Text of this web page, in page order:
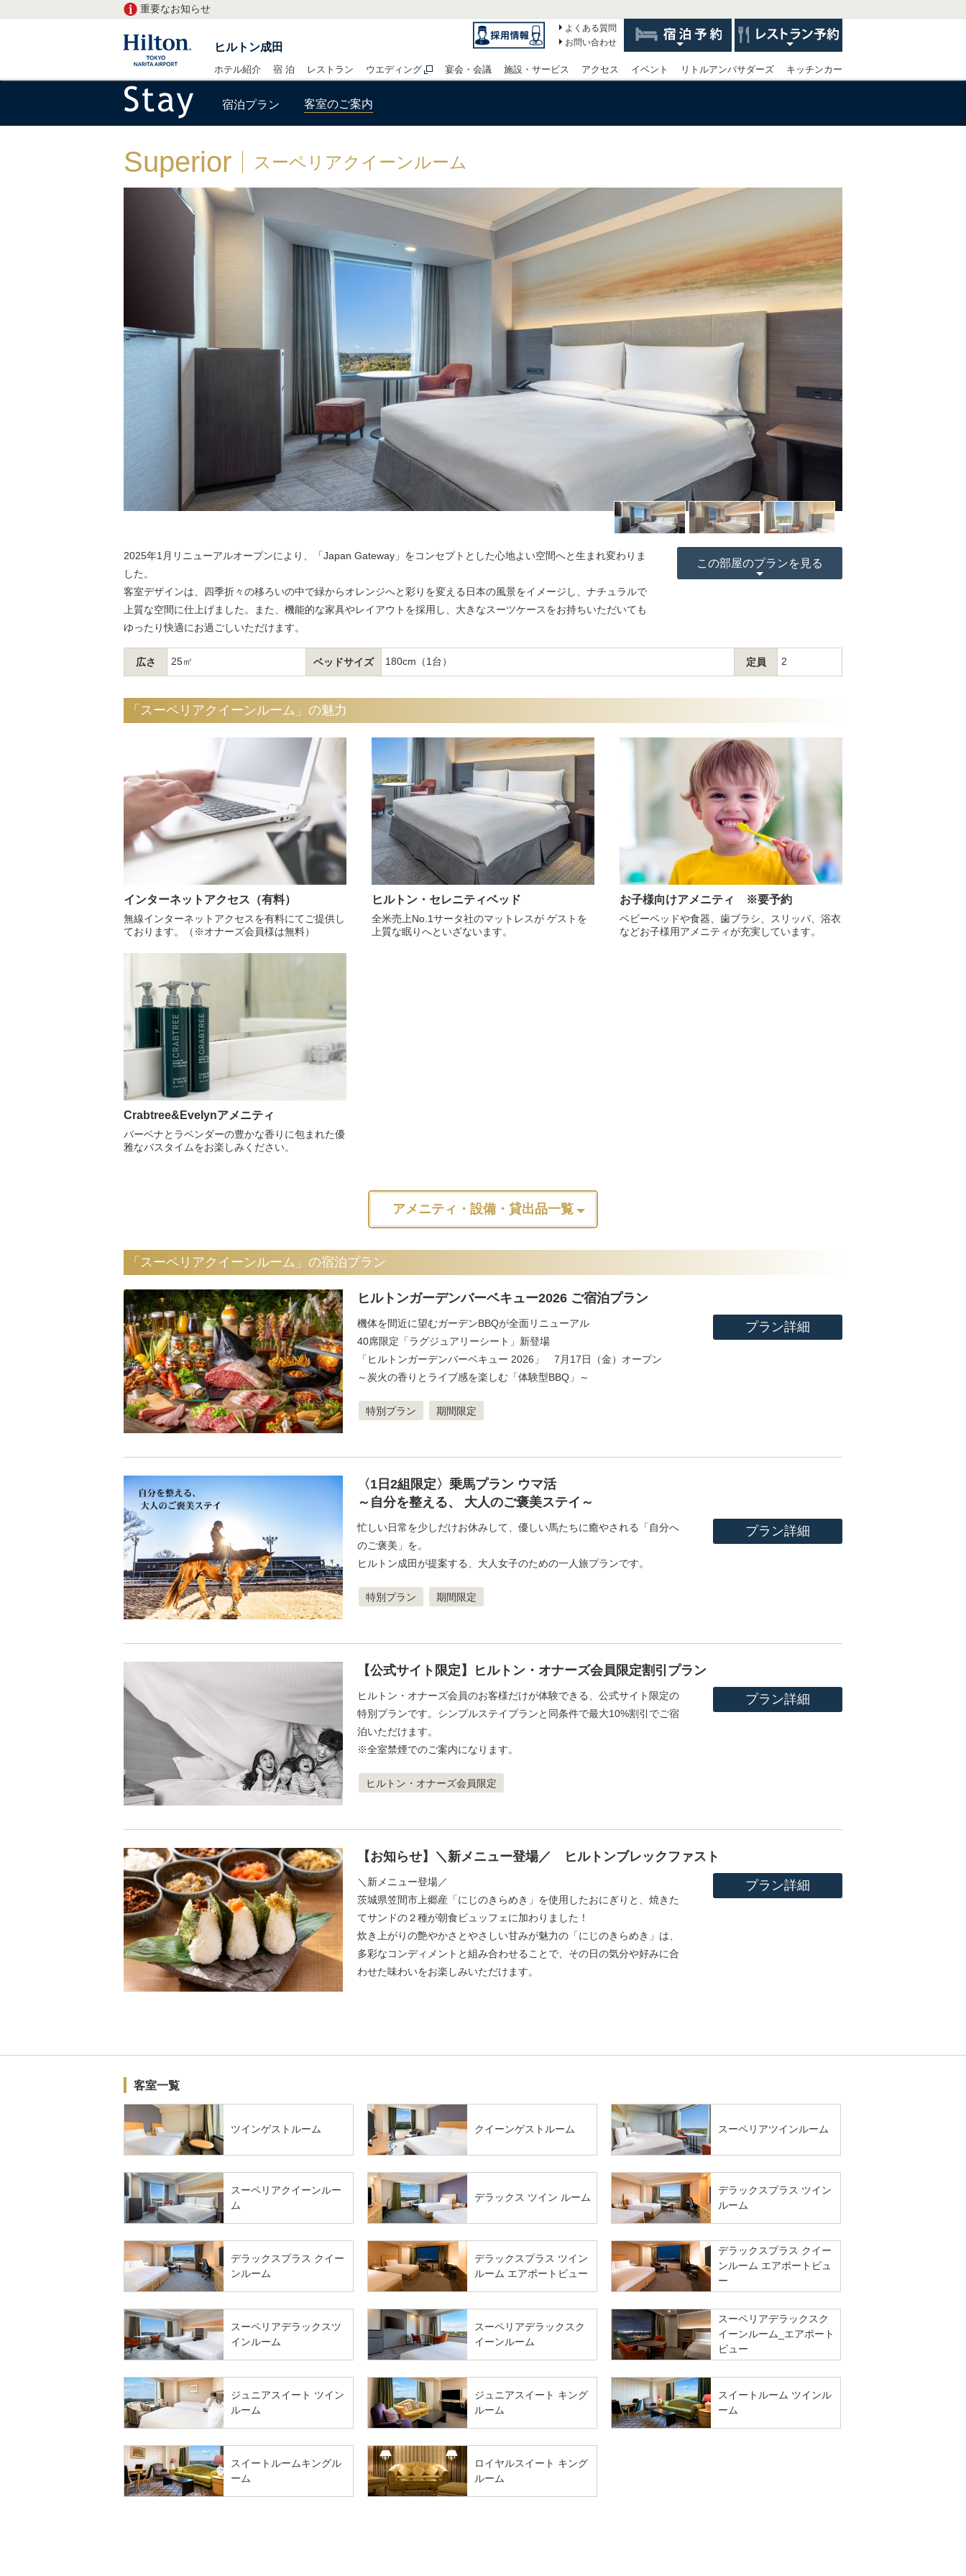
重要なお知らせ
ヒルトン成田
よくある質問
お問い合わせ
ホテル紹介 宿 泊 レストラン ウエディング 宴会・会議 施設・サービス アクセス イベント リトルアンバサダーズ キッチンカー
宿泊プラン 客室のご案内
Superior スーペリアクイーンルーム
2025年1月リニューアルオープンにより、「Japan Gateway」をコンセプトとした心地よい空間へと生まれ変わりま
した。
客室デザインは、四季折々の移ろいの中で緑からオレンジへと彩りを変える日本の風景をイメージし、ナチュラルで
上質な空間に仕上げました。また、機能的な家具やレイアウトを採用し、大きなスーツケースをお持ちいただいても
ゆったり快適にお過ごしいただけます。
この部屋のプランを見る
広さ 25㎡ ベッドサイズ 180cm（1台） 定員 2
「スーペリアクイーンルーム」の魅力
インターネットアクセス（有料）
無線インターネットアクセスを有料にてご提供し
ております。（※オナーズ会員様は無料）
ヒルトン・セレニティベッド
全米売上No.1サータ社のマットレスが ゲストを
上質な眠りへといざないます。
お子様向けアメニティ ※要予約
ベビーベッドや食器、歯ブラシ、スリッパ、浴衣
などお子様用アメニティが充実しています。
Crabtree&Evelynアメニティ
バーベナとラベンダーの豊かな香りに包まれた優
雅なバスタイムをお楽しみください。
アメニティ・設備・貸出品一覧
「スーペリアクイーンルーム」の宿泊プラン
ヒルトンガーデンバーベキュー2026 ご宿泊プラン
機体を間近に望むガーデンBBQが全面リニューアル
40席限定「ラグジュアリーシート」新登場
「ヒルトンガーデンバーベキュー 2026」 7月17日（金）オープン
～炭火の香りとライブ感を楽しむ「体験型BBQ」～
特別プラン 期間限定
プラン詳細
〈1日2組限定〉乗馬プラン ウマ活
～自分を整える、 大人のご褒美ステイ～
忙しい日常を少しだけお休みして、優しい馬たちに癒やされる「自分へ
のご褒美」を。
ヒルトン成田が提案する、大人女子のための一人旅プランです。
特別プラン 期間限定
プラン詳細
【公式サイト限定】ヒルトン・オナーズ会員限定割引プラン
ヒルトン・オナーズ会員のお客様だけが体験できる、公式サイト限定の
特別プランです。シンプルステイプランと同条件で最大10%割引でご宿
泊いただけます。
※全室禁煙でのご案内になります。
ヒルトン・オナーズ会員限定
プラン詳細
【お知らせ】＼新メニュー登場／ ヒルトンブレックファスト
＼新メニュー登場／
茨城県笠間市上郷産「にじのきらめき」を使用したおにぎりと、焼きた
てサンドの２種が朝食ビュッフェに加わりました！
炊き上がりの艶やかさとやさしい甘みが魅力の「にじのきらめき」は、
多彩なコンディメントと組み合わせることで、その日の気分や好みに合
わせた味わいをお楽しみいただけます。
プラン詳細
客室一覧
ツインゲストルーム クイーンゲストルーム スーペリアツインルーム
スーペリアクイーンルー
ム
デラックス ツイン ルーム
デラックスプラス ツイン
ルーム
デラックスプラス クイー
ンルーム
デラックスプラス ツイン
ルーム エアポートビュー
デラックスプラス クイー
ンルーム エアポートビュ
ー
スーペリアデラックスツ
インルーム
スーペリアデラックスク
イーンルーム
スーペリアデラックスク
イーンルーム_エアポート
ビュー
ジュニアスイート ツイン
ルーム
ジュニアスイート キング
ルーム
スイートルーム ツインル
ーム
スイートルームキングル
ーム
ロイヤルスイート キング
ルーム